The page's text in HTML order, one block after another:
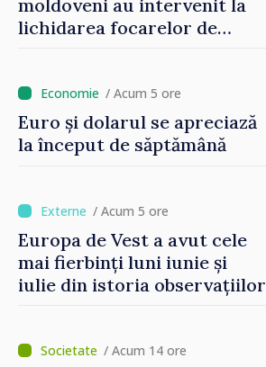
moldoveni au intervenit la
lichidarea focarelor de
durat cinci ore
/ Acum 5 ore
Euro și dolarul se apreciază
la început de săptămână
/ Acum 5 ore
Europa de Vest a avut cele
mai fierbinți luni iunie și
iulie din istoria observațiilor
/ Acum 14 ore